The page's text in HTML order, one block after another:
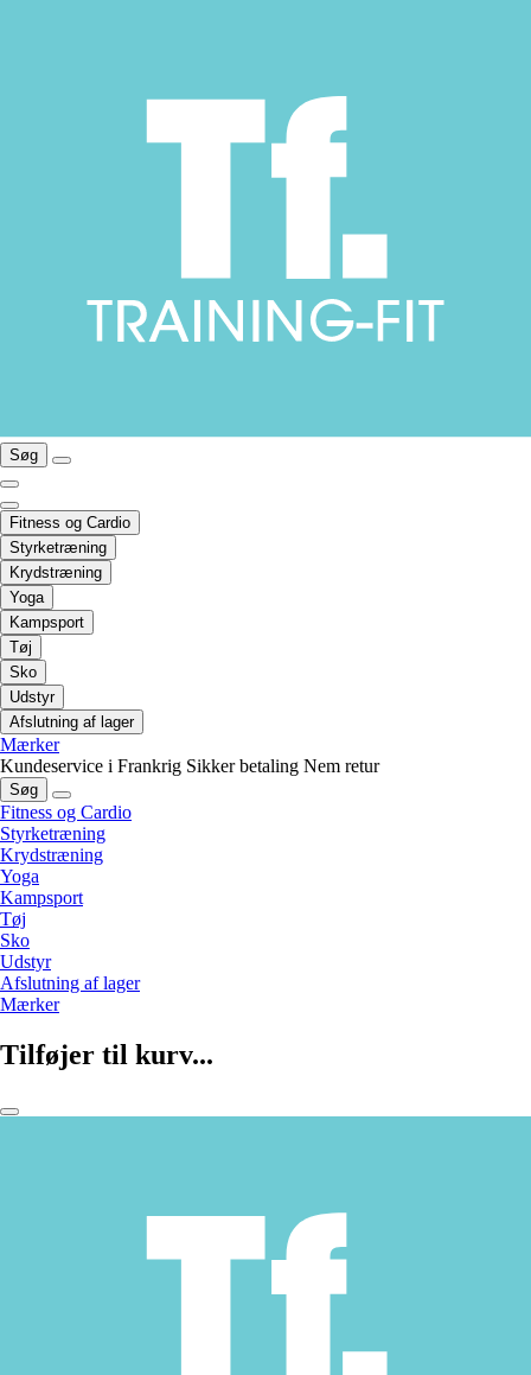
Søg
Fitness og Cardio
Styrketræning
Krydstræning
Yoga
Kampsport
Tøj
Sko
Udstyr
Afslutning af lager
Mærker
Kundeservice i Frankrig Sikker betaling Nem retur
Søg
Fitness og Cardio
Styrketræning
Krydstræning
Yoga
Kampsport
Tøj
Sko
Udstyr
Afslutning af lager
Mærker
Tilføjer til kurv...